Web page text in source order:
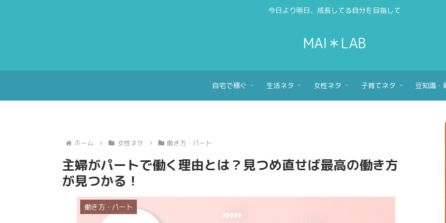
今日より明日、成長してる自分を目指して
MAI＊LAB
自宅で稼ぐ 生活ネタ 女性ネタ 子育てネタ 豆知識・
ホーム 女性ネタ 働き方・パート
主婦がパートで働く理由とは？見つめ直せば最高の働き方
が見つかる！
働き方・パート